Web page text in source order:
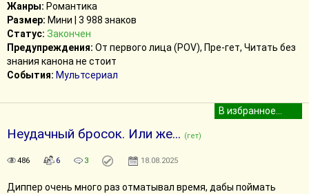
Жанры: Романтика
Размер: Мини | 3 988 знаков
Статус: Закончен
Предупреждения: От первого лица (POV), Пре-гет, Читать без
знания канона не стоит
События: Мультсериал
Неудачный бросок. Или же... (гет)
486 6 3 18.08.2025
Диппер очень много раз отматывал время, дабы поймать